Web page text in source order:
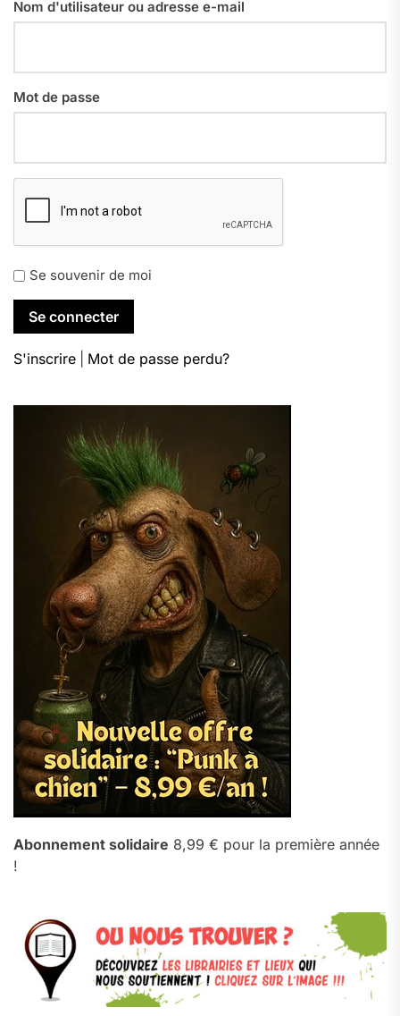
Nom d'utilisateur ou adresse e-mail
Mot de passe
Se souvenir de moi
S'inscrire Mot de passe perdu?
Abonnement solidaire 8,99 € pour la première année
!